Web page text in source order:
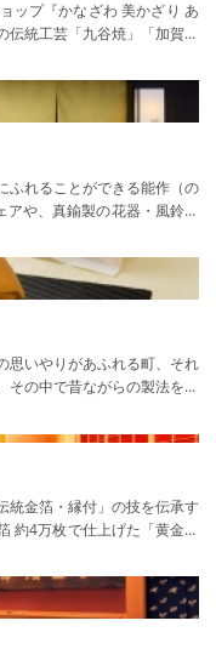
ップ『かなざわ 美かざり あ
伝統工芸「九谷焼」「加賀友
ふれることができる能作（の
や、真鍮製の花器・風鈴な
思いやりがあふれる町、それ
その中で昔ながらの製法を守
統金箔・縁付」の技を伝承す
約4万枚で仕上げた「黄金の